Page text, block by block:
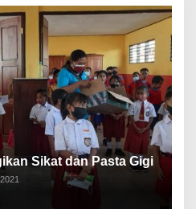
Sikat dan Pasta Gigi